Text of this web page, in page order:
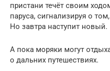
пристани течёт своим
паруса, сигнализируя о
Но завтра наступит новый.
А пока моряки могут
о дальних путешествиях.